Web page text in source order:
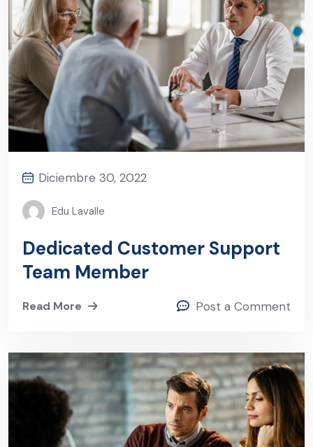
Diciembre 30, 2022
Edu Lavalle
Dedicated Customer Support
Team Member
Read More Post a Comment